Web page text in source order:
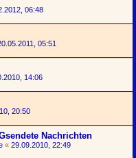
06:48
05:51
14:06
20:50
Nachrichten
« 29.09.2010, 22:49